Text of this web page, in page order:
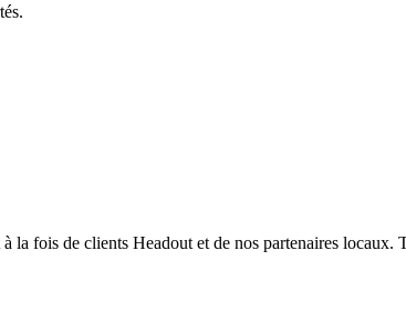
la fois de clients Headout et de nos partenaires